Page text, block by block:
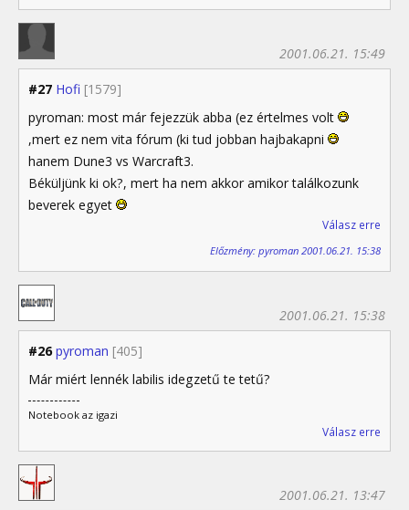
#27 Hofi [1579]
2001.06.21. 15:49
pyroman: most már fejezzük abba (ez értelmes volt
,mert ez nem vita fórum (ki tud jobban hajbakapni
hanem Dune3 vs Warcraft3.
Béküljünk ki ok?, mert ha nem akkor amikor találkozunk
beverek egyet
Válasz erre
Előzmény: pyroman 2001.06.21. 15:38
#26 pyroman [405]
2001.06.21. 15:38
Már miért lennék labilis idegzetű te tetű?
Notebook az igazi
Válasz erre
2001.06.21. 13:47